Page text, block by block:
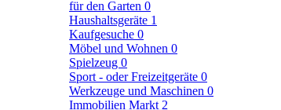
für den Garten 0
Haushaltsgeräte 1
Kaufgesuche 0
Möbel und Wohnen 0
Spielzeug 0
Sport - oder Freizeitgeräte 0
Werkzeuge und Maschinen 0
Immobilien Markt 2